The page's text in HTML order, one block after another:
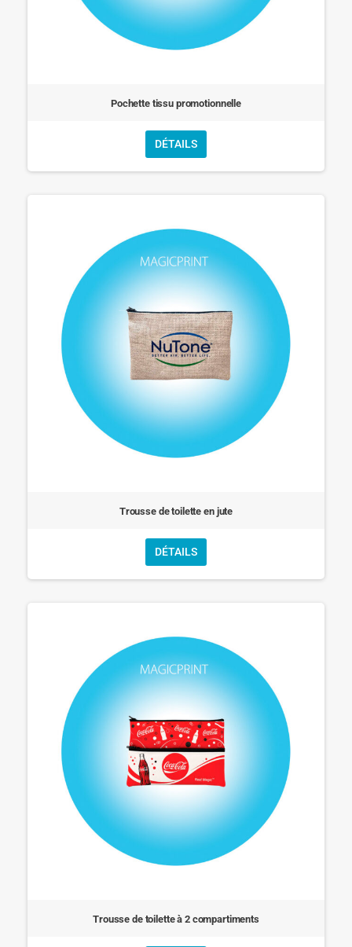
Pochette tissu promotionnelle
DÉTAILS
Trousse de toilette en jute
DÉTAILS
Trousse de toilette à 2 compartiments